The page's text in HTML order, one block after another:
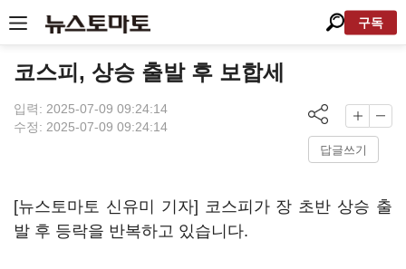
구독
코스피, 상승 출발 후 보합세
입력: 2025-07-09 09:24:14
수정: 2025-07-09 09:24:14
답글쓰기
[뉴스토마토 신유미 기자] 코스피가 장 초반 상승 출
발 후 등락을 반복하고 있습니다.